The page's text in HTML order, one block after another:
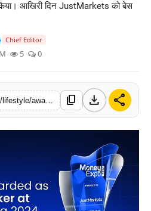
आखिरी दिन JustMarkets को बेस
Verified Public Figure • 30 Mar,
Chief Editor
5 0
content_copy download share